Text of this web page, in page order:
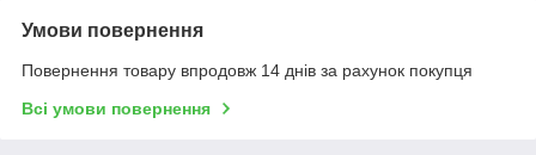
Умови повернення
Повернення товару впродовж 14 днів за рахунок покупця
Всі умови повернення